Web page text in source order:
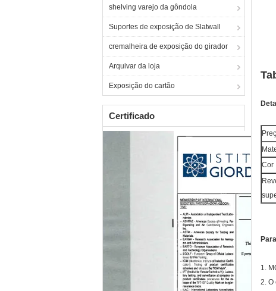
shelving varejo da gôndola
Suportes de exposição de Slatwall
cremalheira de exposição do girador
Arquivar da loja
Exposição do cartão
Certificado
Cor
1.
2. O